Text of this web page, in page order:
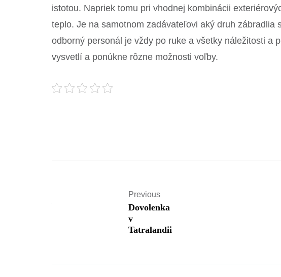
istotou. Napriek tomu pri vhodnej kombinácii
teplo. Je na samotnom zadávateľovi aký druh zábradlia
odborný personál je vždy po ruke a všetky náležitosti a
vysvetlí a ponúkne rôzne možnosti voľby.
Previous
Dovolenka
v
Tatralandii